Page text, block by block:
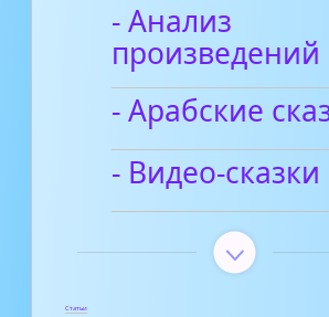
- Анализ
произведений
- Арабские
- Видео-сказки
Статьи